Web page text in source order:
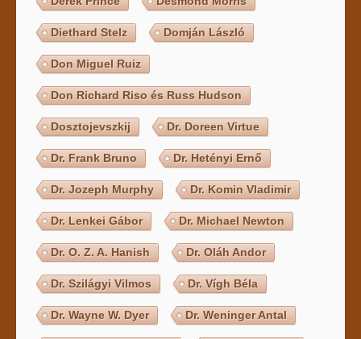
Diethard Stelz Domján László
Don Miguel Ruiz
Don Richard Riso és Russ Hudson
Dosztojevszkij Dr. Doreen Virtue
Dr. Frank Bruno Dr. Hetényi Ernő
Dr. Jozeph Murphy Dr. Komin Vladimir
Dr. Lenkei Gábor Dr. Michael Newton
Dr. O. Z. A. Hanish Dr. Oláh Andor
Dr. Szilágyi Vilmos Dr. Vígh Béla
Dr. Wayne W. Dyer Dr. Weninger Antal